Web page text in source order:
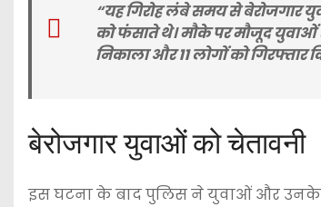
“यह गिरोह लंबे समय से बेरोजगार
को फंसाते थे। मौके पर मौजूद युवाओं
निकाला और 11 लोगों को गिरफ्तार
बेरोजगार युवाओं को चेतावनी
इस घटना के बाद पुलिस ने युवाओं और उनके